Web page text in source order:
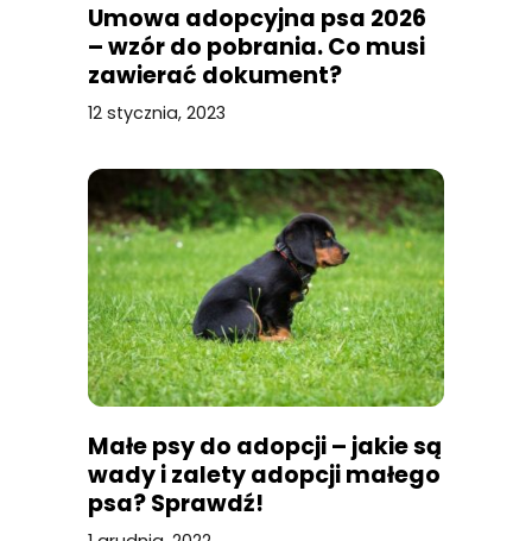
Umowa adopcyjna psa 2026
– wzór do pobrania. Co musi
zawierać dokument?
12 stycznia, 2023
Małe psy do adopcji – jakie są
wady i zalety adopcji małego
psa? Sprawdź!